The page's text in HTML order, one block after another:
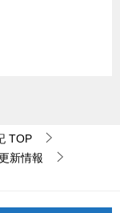
TOP
新情報